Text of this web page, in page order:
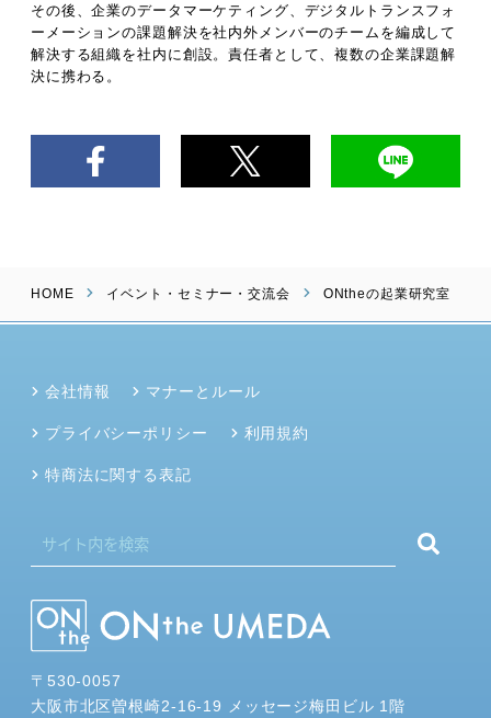
その後、企業のデータマーケティング、デジタルトランスフォ
ーメーションの課題解決を社内外メンバーのチームを編成して
解決する組織を社内に創設。責任者として、複数の企業課題解
決に携わる。
HOME イベント・セミナー・交流会 ONtheの起業研究室
〒530-0057
大阪市北区曽根崎2-16-19 メッセージ梅田ビル 1階
会社情報 マナーとルール
プライバシーポリシー 利用規約
特商法に関する表記